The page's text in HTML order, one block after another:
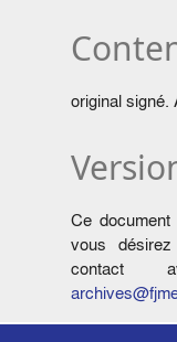
original signé.
Ce
vous
contact